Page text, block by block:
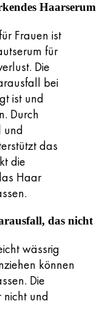
Haarserum
Frauen ist
für
Die
bei
ist und
Durch
und
das
die
Haar
das nicht
wässrig
können
Die
nicht und